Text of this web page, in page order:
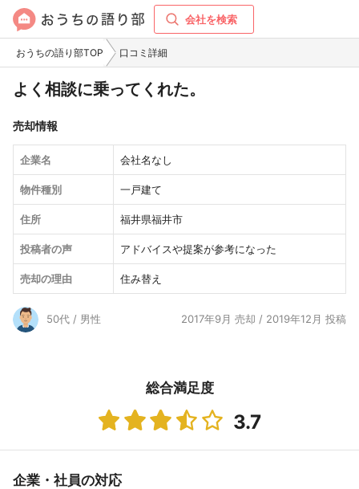
会社を検索
おうちの語り部TOP 口コミ詳細
よく相談に乗ってくれた。
売却情報
企業名 会社名なし
物件種別 一戸建て
住所 福井県福井市
投稿者の声 アドバイスや提案が参考になった
売却の理由 住み替え
50代 / 男性 2017年9月 売却 / 2019年12月 投稿
総合満足度
3.7
企業・社員の対応